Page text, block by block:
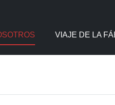
VIAJE DE LA